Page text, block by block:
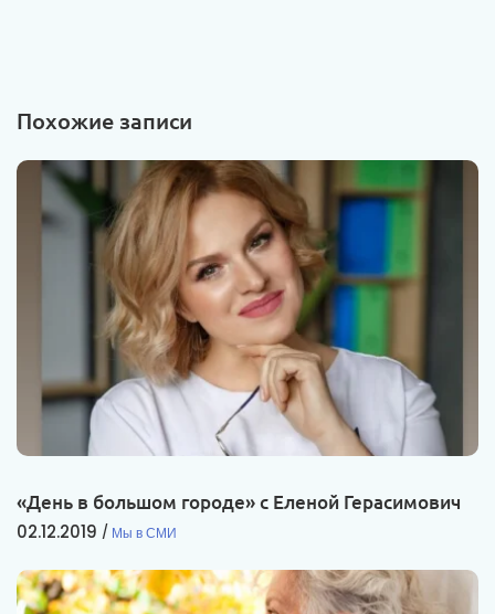
Похожие записи
«День в большом городе» с Еленой Герасимович
02.12.2019 Мы в СМИ